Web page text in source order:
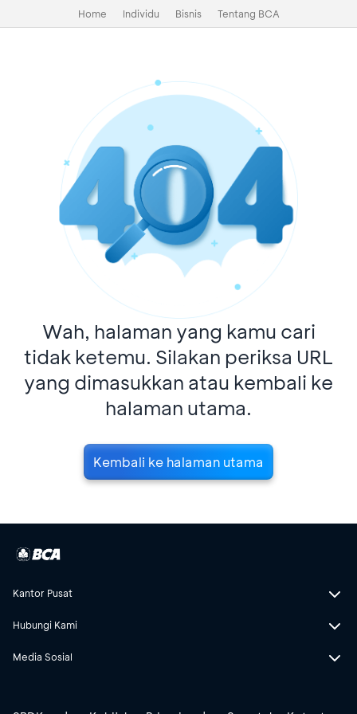
Home Individu Bisnis Tentang BCA
Wah, halaman yang kamu cari
tidak ketemu. Silakan periksa URL
yang dimasukkan atau kembali ke
halaman utama.
Kembali ke halaman utama
Kantor Pusat
Hubungi Kami
Media Sosial